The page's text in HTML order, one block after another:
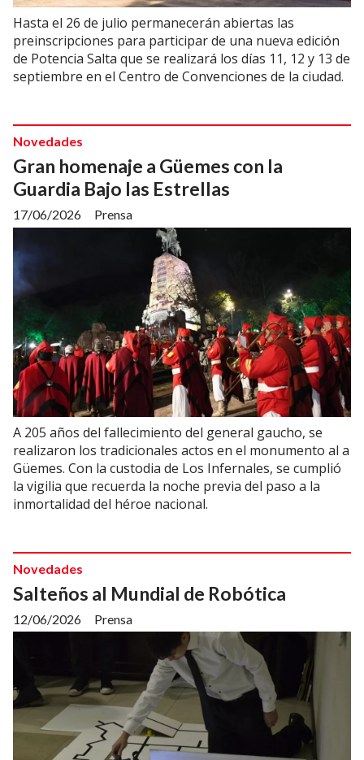
Hasta el 26 de julio permanecerán abiertas las
preinscripciones para participar de una nueva edición
de Potencia Salta que se realizará los días 11, 12 y 13 de
septiembre en el Centro de Convenciones de la ciudad.
Gran homenaje a Güemes con la
Guardia Bajo las Estrellas
Prensa
Novedades
17/06/2026
A 205 años del fallecimiento del general gaucho, se
realizaron los tradicionales actos en el monumento al a
Güemes. Con la custodia de Los Infernales, se cumplió
la vigilia que recuerda la noche previa del paso a la
inmortalidad del héroe nacional.
Salteños al Mundial de Robótica
Prensa
Novedades
12/06/2026